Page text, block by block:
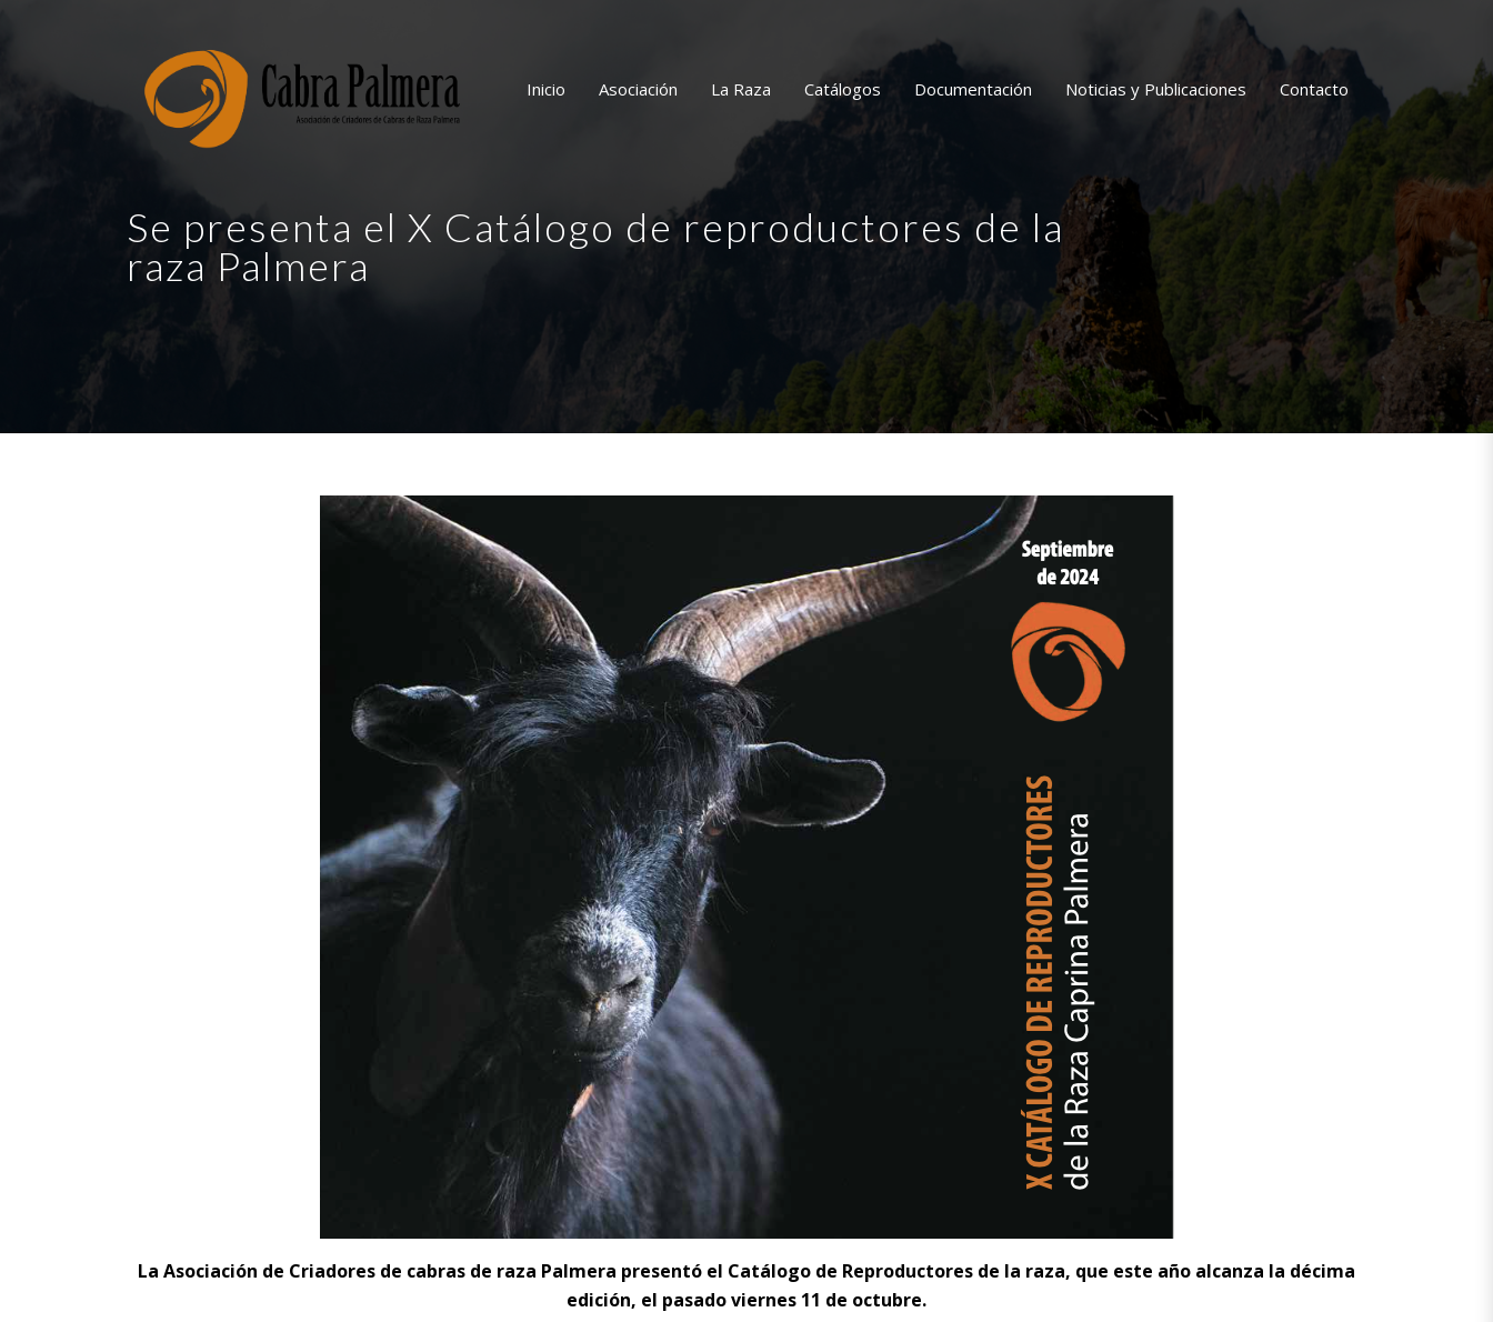
Inicio Asociación La Raza Catálogos Documentación Noticias y Publicaciones Contacto
Se presenta el X Catálogo de reproductores de la
raza Palmera
La Asociación de Criadores de cabras de raza Palmera presentó el Catálogo de Reproductores de la raza, que este año alcanza la décima
edición, el pasado viernes 11 de octubre.